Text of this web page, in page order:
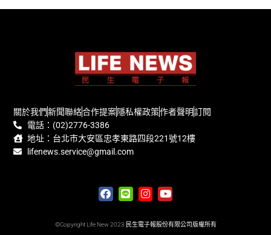
關於我們新聞聯絡合作提案隱私權政策作者聲明訂閱
電話：(02)2776-3386
地址：台北市大安區忠孝東路四段221號12樓
lifenews.service@gmail.com
©Copyright Life New 2023 民生電子報股份有限公司版權所有